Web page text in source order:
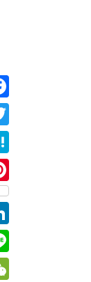
コ
ン
テ
ン
ツ
へ
移
動